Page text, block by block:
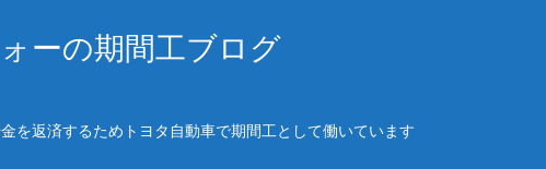
ーの期間工ブログ
を返済するためトヨタ自動車で期間工として働いています